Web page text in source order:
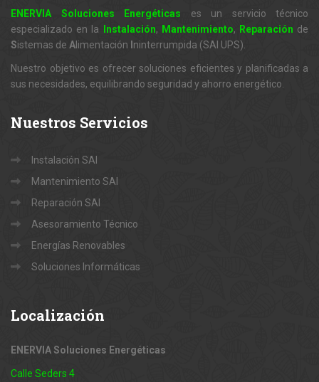
ENERVIA Soluciones Energéticas es un servicio técnico
especializado en la
Instalación, Mantenimiento, Reparación de
Sistemas de A limentación ninterrumpida (SAI UPS).
Nuestro objetivo es ofrecer soluciones eficientes y planificadas a
sus necesidades, equilibrando seguridad y ahorro energético.
Nuestros Servicios
Instalación SAI
Mantenimiento SAI
Reparación SAI
Asesoramiento Técnico
Energías Renovables
Soluciones Informáticas
Localización
ENERVIA Soluciones Energéticas
Calle Seders 4